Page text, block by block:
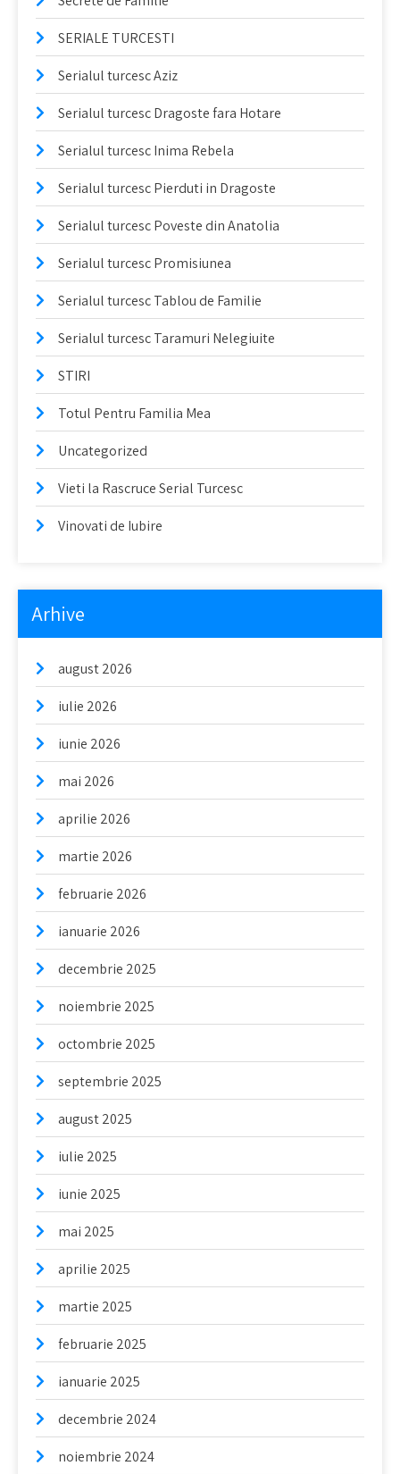
SERIALE TURCESTI
Serialul turcesc Aziz
Serialul turcesc Dragoste fara Hotare
Serialul turcesc Inima Rebela
Serialul turcesc Pierduti in Dragoste
Serialul turcesc Poveste din Anatolia
Serialul turcesc Promisiunea
Serialul turcesc Tablou de Familie
Serialul turcesc Taramuri Nelegiuite
STIRI
Totul Pentru Familia Mea
Uncategorized
Vieti la Rascruce Serial Turcesc
Vinovati de Iubire
Arhive
august 2026
iulie 2026
iunie 2026
mai 2026
aprilie 2026
martie 2026
februarie 2026
ianuarie 2026
decembrie 2025
noiembrie 2025
octombrie 2025
septembrie 2025
august 2025
iulie 2025
iunie 2025
mai 2025
aprilie 2025
martie 2025
februarie 2025
ianuarie 2025
decembrie 2024
noiembrie 2024